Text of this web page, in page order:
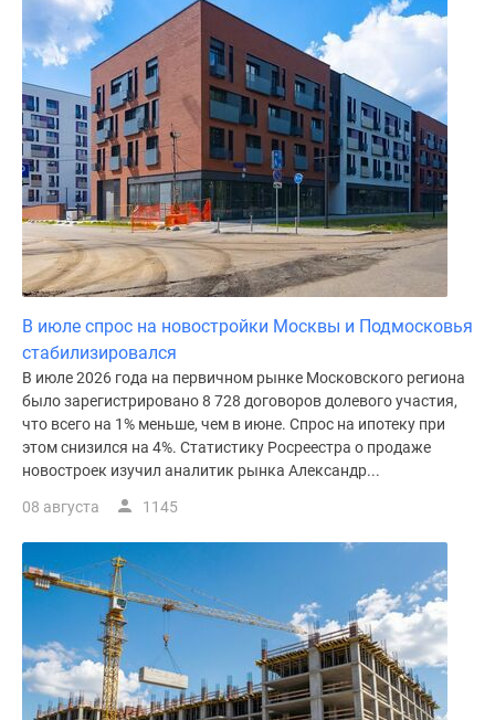
коттеджи
Коттеджные
поселки
Новой
Москве
Готовые
коттеджные
поселки
коттеджные
поселки
Коттеджные
поселки
лесу
поселки
водоема
Коттеджные
ипотеку
Бизнес-
В июле спрос на новостройки Москвы и Подмосковья
стабилизировался
В июле 2026 года на первичном рынке Московского региона
было зарегистрировано 8 728 договоров долевого участия,
что всего на 1% меньше, чем в июне. Спрос на ипотеку при
этом снизился на 4%. Статистику Росреестра о продаже
новостроек изучил аналитик рынка Александр...
08 августа 1145